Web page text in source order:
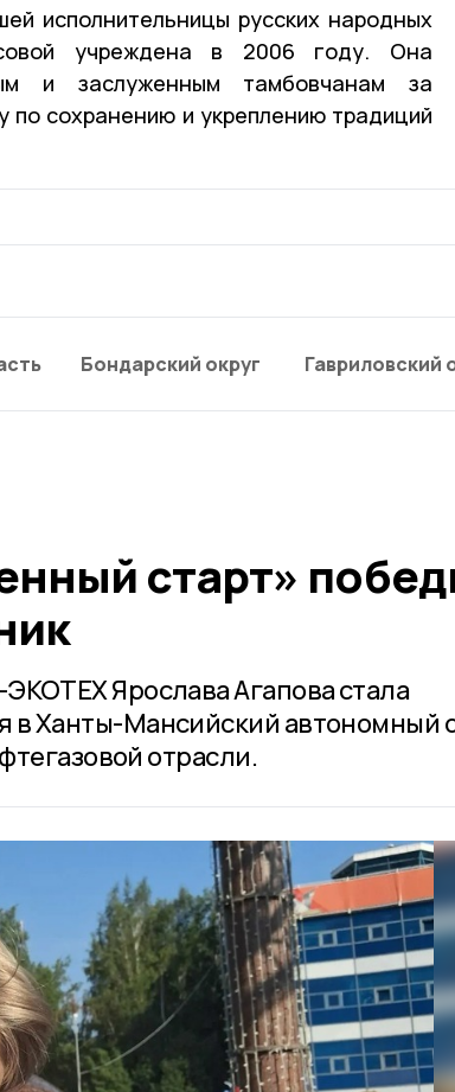
исполнительницы русских народных
учреждена в 2006 году. Она
и заслуженным тамбовчанам за
сохранению и укреплению традиций
Бондарский округ Гавриловский
старт»
Ярослава Агапова стала
в Ханты-Мансийский автономный
отрасли.